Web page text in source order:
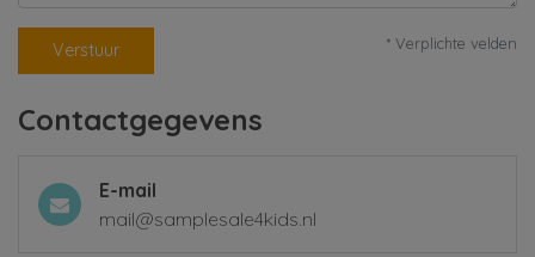
Verstuur * Verplichte velden
Contactgegevens
E-mail
mail@samplesale4kids.nl